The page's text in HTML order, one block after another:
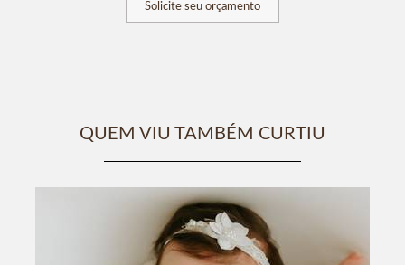
Solicite seu orçamento
QUEM VIU TAMBÉM CURTIU